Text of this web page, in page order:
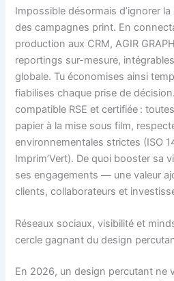
Impossible désormais d’ignorer
des campagnes print. En
production aux CRM, AGIR
reportings sur-mesure,
globale. Tu économises ainsi
fiabilises chaque prise de
compatible RSE et certifiée :
papier à la mise sous film,
environnementales strictes (ISO
Imprim’Vert). De quoi booster sa
ses engagements — une valeur
clients, collaborateurs et
Réseaux sociaux, visibilité et
cercle gagnant du design
En 2026, un design percutant ne